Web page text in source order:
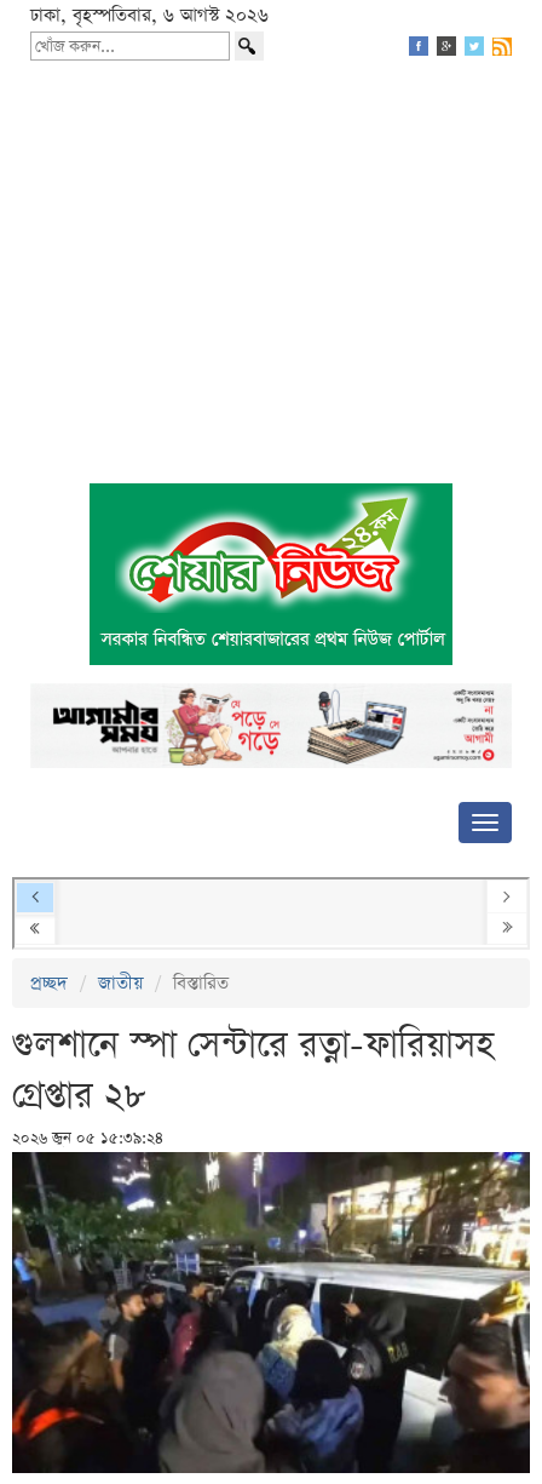
ঢাকা, বৃহস্পতিবার, ৬ আগস্ট ২০২৬
প্রচ্ছদ জাতীয় বিস্তারিত
গুলশানে স্পা সেন্টারে রত্না-ফারিয়াসহ
গ্রেপ্তার ২৮
২০২৬ জুন ০৫ ১৫:৩৯:২৪